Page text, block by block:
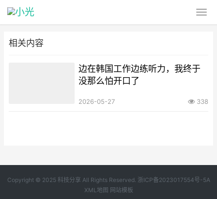
相关内容
边在韩国工作边练听力，我终于
没那么怕开口了
2026-05-27 338
Copyright © 2025 科技分享 All Rights Reserved. 浙ICP备2023017554号-5A
XML地图 网站模板